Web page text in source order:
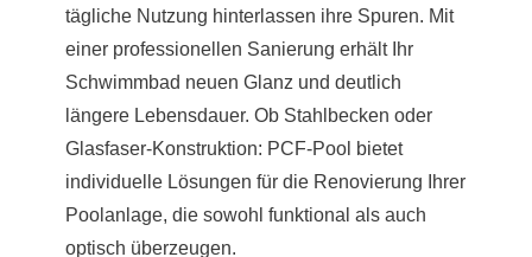
tägliche Nutzung hinterlassen ihre Spuren. Mit
einer professionellen Sanierung erhält Ihr
Schwimmbad neuen Glanz und deutlich
längere Lebensdauer. Ob Stahlbecken oder
Glasfaser-Konstruktion: PCF-Pool bietet
individuelle Lösungen für die Renovierung Ihrer
Poolanlage, die sowohl funktional als auch
optisch überzeugen.